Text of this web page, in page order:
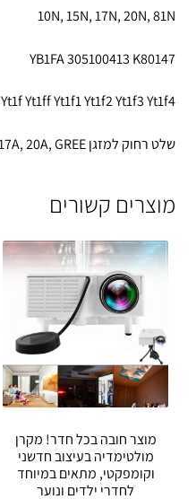
10N, 15N, 17N, 20N, 81N
YB1FA 305100413 K80147
Yt1f Yt1ff Yt1f1 Yt1f2 Yt1f3 Yt1f4
שלט רחוק למזגן TADIRAN SPIRIT 10A, 15A, 17A, 20A, GREE
מוצרים קשורים
מוצר חובה בכל חדר! מקרן
מולטימדיה בעיצוב חדשני
וקומפקטי, מתאים במיוחד
לחדרי ילדים ונוער